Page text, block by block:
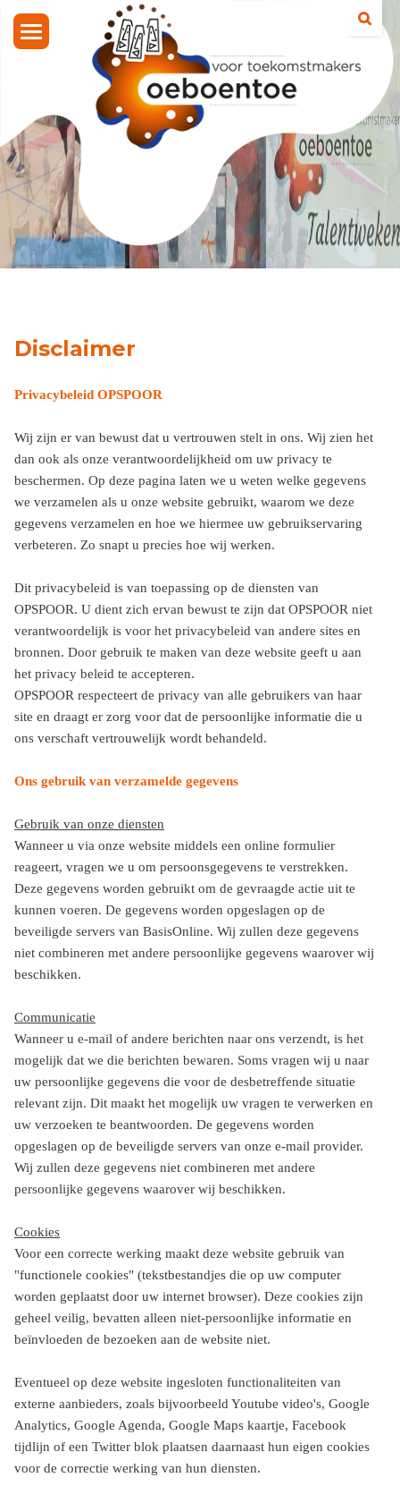
Toggle
navigation
Disclaimer
Privacybeleid OPSPOOR
Wij zijn er van bewust dat u vertrouwen stelt in ons. Wij zien het
dan ook als onze verantwoordelijkheid om uw privacy te
beschermen. Op deze pagina laten we u weten welke gegevens
we verzamelen als u onze website gebruikt, waarom we deze
gegevens verzamelen en hoe we hiermee uw gebruikservaring
verbeteren. Zo snapt u precies hoe wij werken.
Dit privacybeleid is van toepassing op de diensten van
OPSPOOR. U dient zich ervan bewust te zijn dat OPSPOOR niet
verantwoordelijk is voor het privacybeleid van andere sites en
bronnen. Door gebruik te maken van deze website geeft u aan
het privacy beleid te accepteren.
OPSPOOR respecteert de privacy van alle gebruikers van haar
site en draagt er zorg voor dat de persoonlijke informatie die u
ons verschaft vertrouwelijk wordt behandeld.
Ons gebruik van verzamelde gegevens
Gebruik van onze diensten
Wanneer u via onze website middels een online formulier
reageert, vragen we u om persoonsgegevens te verstrekken.
Deze gegevens worden gebruikt om de gevraagde actie uit te
kunnen voeren. De gegevens worden opgeslagen op de
beveiligde servers van BasisOnline. Wij zullen deze gegevens
niet combineren met andere persoonlijke gegevens waarover wij
beschikken.
Communicatie
Wanneer u e-mail of andere berichten naar ons verzendt, is het
mogelijk dat we die berichten bewaren. Soms vragen wij u naar
uw persoonlijke gegevens die voor de desbetreffende situatie
relevant zijn. Dit maakt het mogelijk uw vragen te verwerken en
uw verzoeken te beantwoorden. De gegevens worden
opgeslagen op de beveiligde servers van onze e-mail provider.
Wij zullen deze gegevens niet combineren met andere
persoonlijke gegevens waarover wij beschikken.
Cookies
Voor een correcte werking maakt deze website gebruik van
"functionele cookies" (tekstbestandjes die op uw computer
worden geplaatst door uw internet browser). Deze cookies zijn
geheel veilig, bevatten alleen niet-persoonlijke informatie en
beïnvloeden de bezoeken aan de website niet.
Eventueel op deze website ingesloten functionaliteiten van
externe aanbieders, zoals bijvoorbeeld Youtube video's, Google
Analytics, Google Agenda, Google Maps kaartje, Facebook
tijdlijn of een Twitter blok plaatsen daarnaast hun eigen cookies
voor de correctie werking van hun diensten.